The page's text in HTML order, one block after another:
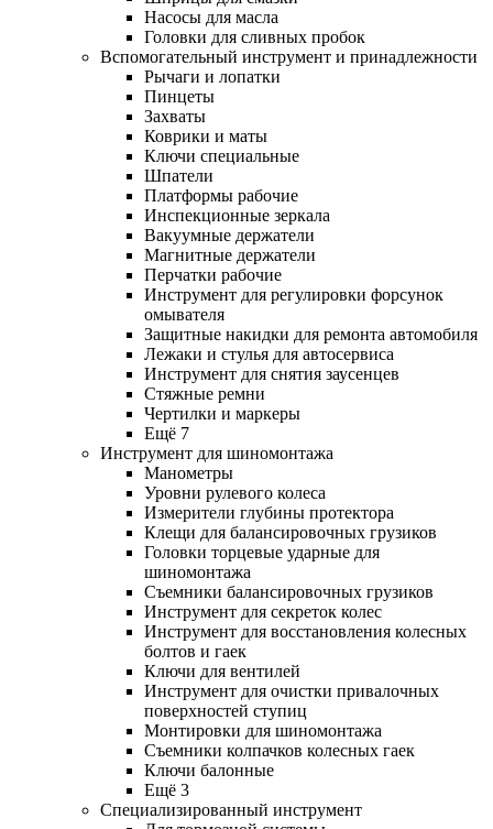
Насосы для масла
Головки для сливных пробок
Вспомогательный инструмент и принадлежности
Рычаги и лопатки
Пинцеты
Захваты
Коврики и маты
Ключи специальные
Шпатели
Платформы рабочие
Инспекционные зеркала
Вакуумные держатели
Магнитные держатели
Перчатки рабочие
Инструмент для регулировки форсунок
омывателя
Защитные накидки для ремонта автомобиля
Лежаки и стулья для автосервиса
Инструмент для снятия заусенцев
Стяжные ремни
Чертилки и маркеры
Ещё 7
Инструмент для шиномонтажа
Манометры
Уровни рулевого колеса
Измерители глубины протектора
Клещи для балансировочных грузиков
Головки торцевые ударные для
шиномонтажа
Съемники балансировочных грузиков
Инструмент для секреток колес
Инструмент для восстановления колесных
болтов и гаек
Ключи для вентилей
Инструмент для очистки привалочных
поверхностей ступиц
Монтировки для шиномонтажа
Съемники колпачков колесных гаек
Ключи балонные
Ещё 3
Специализированный инструмент